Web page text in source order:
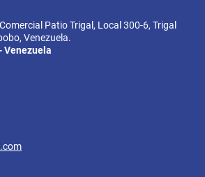
Patio Trigal, Local 300-6, Trigal
Venezuela.
Venezuela